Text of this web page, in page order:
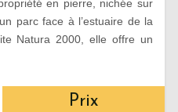
en pierre, nichée sur
parc face à l’estuaire de la
Natura 2000, elle offre un
Prix